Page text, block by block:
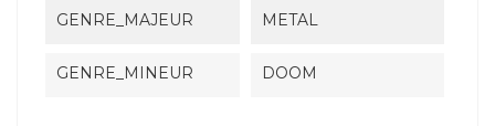
GENRE_MAJEUR METAL
GENRE_MINEUR DOOM